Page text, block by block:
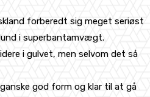
forberedt sig meget seriøst
i superbantamvægt.
i gulvet, men selvom det så
god form og klar til at gå